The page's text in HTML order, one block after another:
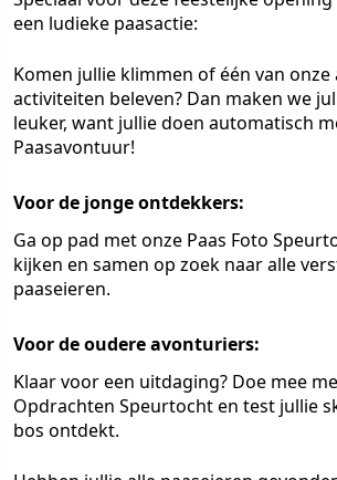
een ludieke paasactie:
Komen jullie klimmen of één van onze
activiteiten beleven? Dan maken we
leuker, want jullie doen automatisch
Paasavontuur!
Voor de jonge ontdekkers:
Ga op pad met onze Paas Foto
kijken en samen op zoek naar alle
paaseieren.
Voor de oudere avonturiers:
Klaar voor een uitdaging? Doe mee
Opdrachten Speurtocht en test jullie
bos ontdekt.